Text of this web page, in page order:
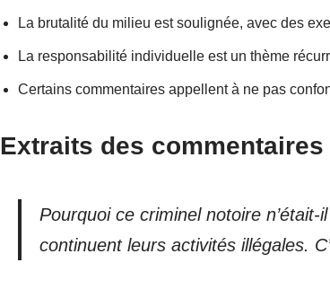
La brutalité du milieu est soulignée, avec des
La responsabilité individuelle est un thème
Certains commentaires appellent à ne pas
Extraits des commentaires
Pourquoi ce criminel notoire
continuent leurs activités illégales.